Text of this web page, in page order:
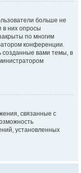
больше не
в них опросы
по многим
конференции.
созданные вами темы, в
связанные с
установленных